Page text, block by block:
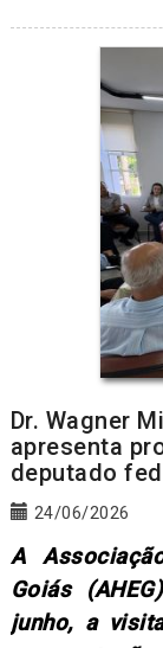
Dr. Wagner
apresenta
deputado
24/06/2026
A
Goiás
junho, a